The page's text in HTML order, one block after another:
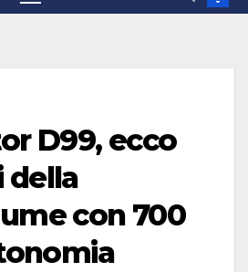
D99, ecco
della
con 700